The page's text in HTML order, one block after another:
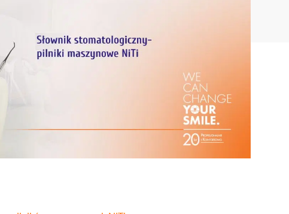
Leczenie
kanałowe
Periodontologia